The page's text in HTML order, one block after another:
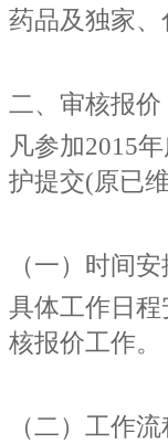
药品及独家
二、审核报价
凡参加2015
护提交(原已
（一）时间
具体工作日
核报价工作。
（二）工作